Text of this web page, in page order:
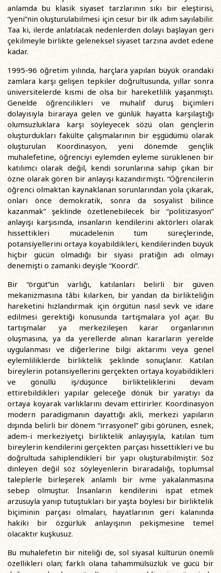
anlamda bu klasik siyaset tarzlarının sıkı bir eleştirisi,
“yeni”nin oluşturulabilmesi için cesur bir ilk adım sayılabilir.
Taa ki, ilerde anlatılacak nedenlerden dolayı başlayan geri
çekilmeyle birlikte geleneksel siyaset tarzına avdet edene
kadar.
1995-96 öğretim yılında, harçlara yapılan büyük orandaki
zamlara karşı gelişen tepkiler doğrultusunda, yıllar sonra
üniversitelerde kısmi de olsa bir hareketlilik yaşanmıştı.
Genelde öğrencilikleri ve muhalif duruş biçimleri
dolayısıyla biraraya gelen ve günlük hayatta karşılaştığı
olumsuzluklara karşı söyleyecek sözü olan gençlerin
oluşturdukları fakülte çalışmalarının bir eşgüdümü olarak
oluşturulan Koordinasyon, yeni dönemde gençlik
muhalefetine, öğrenciyi eylemden eyleme sürüklenen bir
katılımcı olarak değil, kendi sorunlarına sahip çıkan bir
özne olarak gören bir anlayışı kazandırmıştı. “Öğrencilerin
öğrenci olmaktan kaynaklanan sorunlarından yola çıkarak,
onları önce demokratik, sonra da sosyalist bilince
kazanmak” şeklinde özetlenebilecek bir “politizasyon”
anlayışı karşısında, insanların kendilerini aktörleri olarak
hissettikleri mücadelenin tüm süreçlerinde,
potansiyellerini ortaya koyabildikleri, kendilerinden büyük
hiçbir gücün olmadığı bir siyasi pratiğin adı olmayı
denemişti o zamanki deyişle “Koordi”.
Bir “örgüt”ün varlığı, katılanları belirli bir güven
mekanizmasına tâbi kılarken, bir yandan da birlikteliğin
hareketini hızlandırmak için örgütün nasıl sevk ve idare
edilmesi gerektiği konusunda tartışmalara yol açar. Bu
tartışmalar ya merkezileşen karar organlarının
oluşmasına, ya da yerellerde alınan kararların yerelde
uygulanması ve diğerlerine bilgi aktarımı veya genel
eylemliliklerde birliktelik şeklinde sonuçlanır. Katılan
bireylerin potansiyellerini gerçekten ortaya koyabildikleri
ve gönüllü iş/düşünce birlikteliklerini devam
ettirebildikleri yapılar geleceğe dönük bir yaratıyı da
ortaya koyarak varlıklarını devam ettirirler. Koordinasyon
modern paradigmanın dayattığı akli, merkezi yapıların
dışında belirli bir dönem “irrasyonel” gibi görünen, esnek,
adem-i merkeziyetçi birliktelik anlayışıyla, katılan tüm
bireylerin kendilerini gerçekten parçası hissettikleri ve bu
doğrultuda sahiplendikleri bir yapı oluşturabilmiştir. Söz
dinleyen değil söz söyleyenlerin biraradalığı, toplumsal
taleplerle birleşerek anlamlı bir ivme yakalanmasına
sebep olmuştur. İnsanların kendilerini ispat etmek
arzusuyla yanıp tutuştukları bir yaşta böylesi bir birliktelik
biçiminin parçası olmaları, hayatlarının geri kalanında
hakiki bir özgürlük anlayışının pekişmesine temel
olacaktır kuşkusuz.
Bu muhalefetin bir niteliği de, sol siyasal kültürün önemli
özellikleri olan; farklı olana tahammülsüzlük ve gücü bir